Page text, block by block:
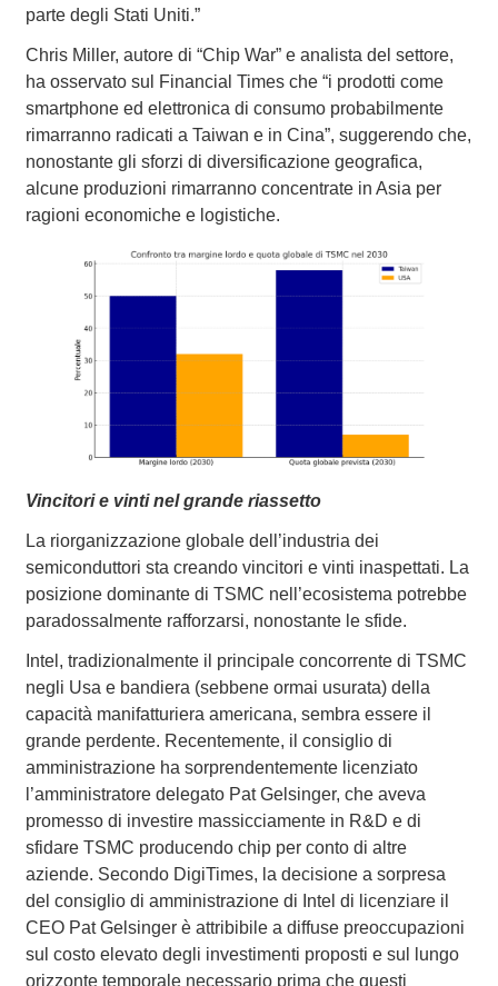
parte degli Stati Uniti.”
Chris Miller, autore di “Chip War” e analista del settore,
ha osservato sul Financial Times che “i prodotti come
smartphone ed elettronica di consumo probabilmente
rimarranno radicati a Taiwan e in Cina”, suggerendo che,
nonostante gli sforzi di diversificazione geografica,
alcune produzioni rimarranno concentrate in Asia per
ragioni economiche e logistiche.
Vincitori e vinti nel grande riassetto
La riorganizzazione globale dell’industria dei
semiconduttori sta creando vincitori e vinti inaspettati. La
posizione dominante di TSMC nell’ecosistema potrebbe
paradossalmente rafforzarsi, nonostante le sfide.
Intel, tradizionalmente il principale concorrente di TSMC
negli Usa e bandiera (sebbene ormai usurata) della
capacità manifatturiera americana, sembra essere il
grande perdente. Recentemente, il consiglio di
amministrazione ha sorprendentemente licenziato
l’amministratore delegato Pat Gelsinger, che aveva
promesso di investire massicciamente in R&D e di
sfidare TSMC producendo chip per conto di altre
aziende. Secondo DigiTimes, la decisione a sorpresa
del consiglio di amministrazione di Intel di licenziare il
CEO Pat Gelsinger è attribibile a diffuse preoccupazioni
sul costo elevato degli investimenti proposti e sul lungo
orizzonte temporale necessario prima che questi